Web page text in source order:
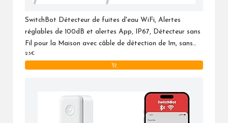
SwitchBot Détecteur de fuites d'eau WiFi, Alertes
réglables de 100dB et alertes App, IP67, Détecteur sans
Fil pour la Maison avec câble de détection de 1m, sans
hub requis (Compatible avec 2.4G)
23€